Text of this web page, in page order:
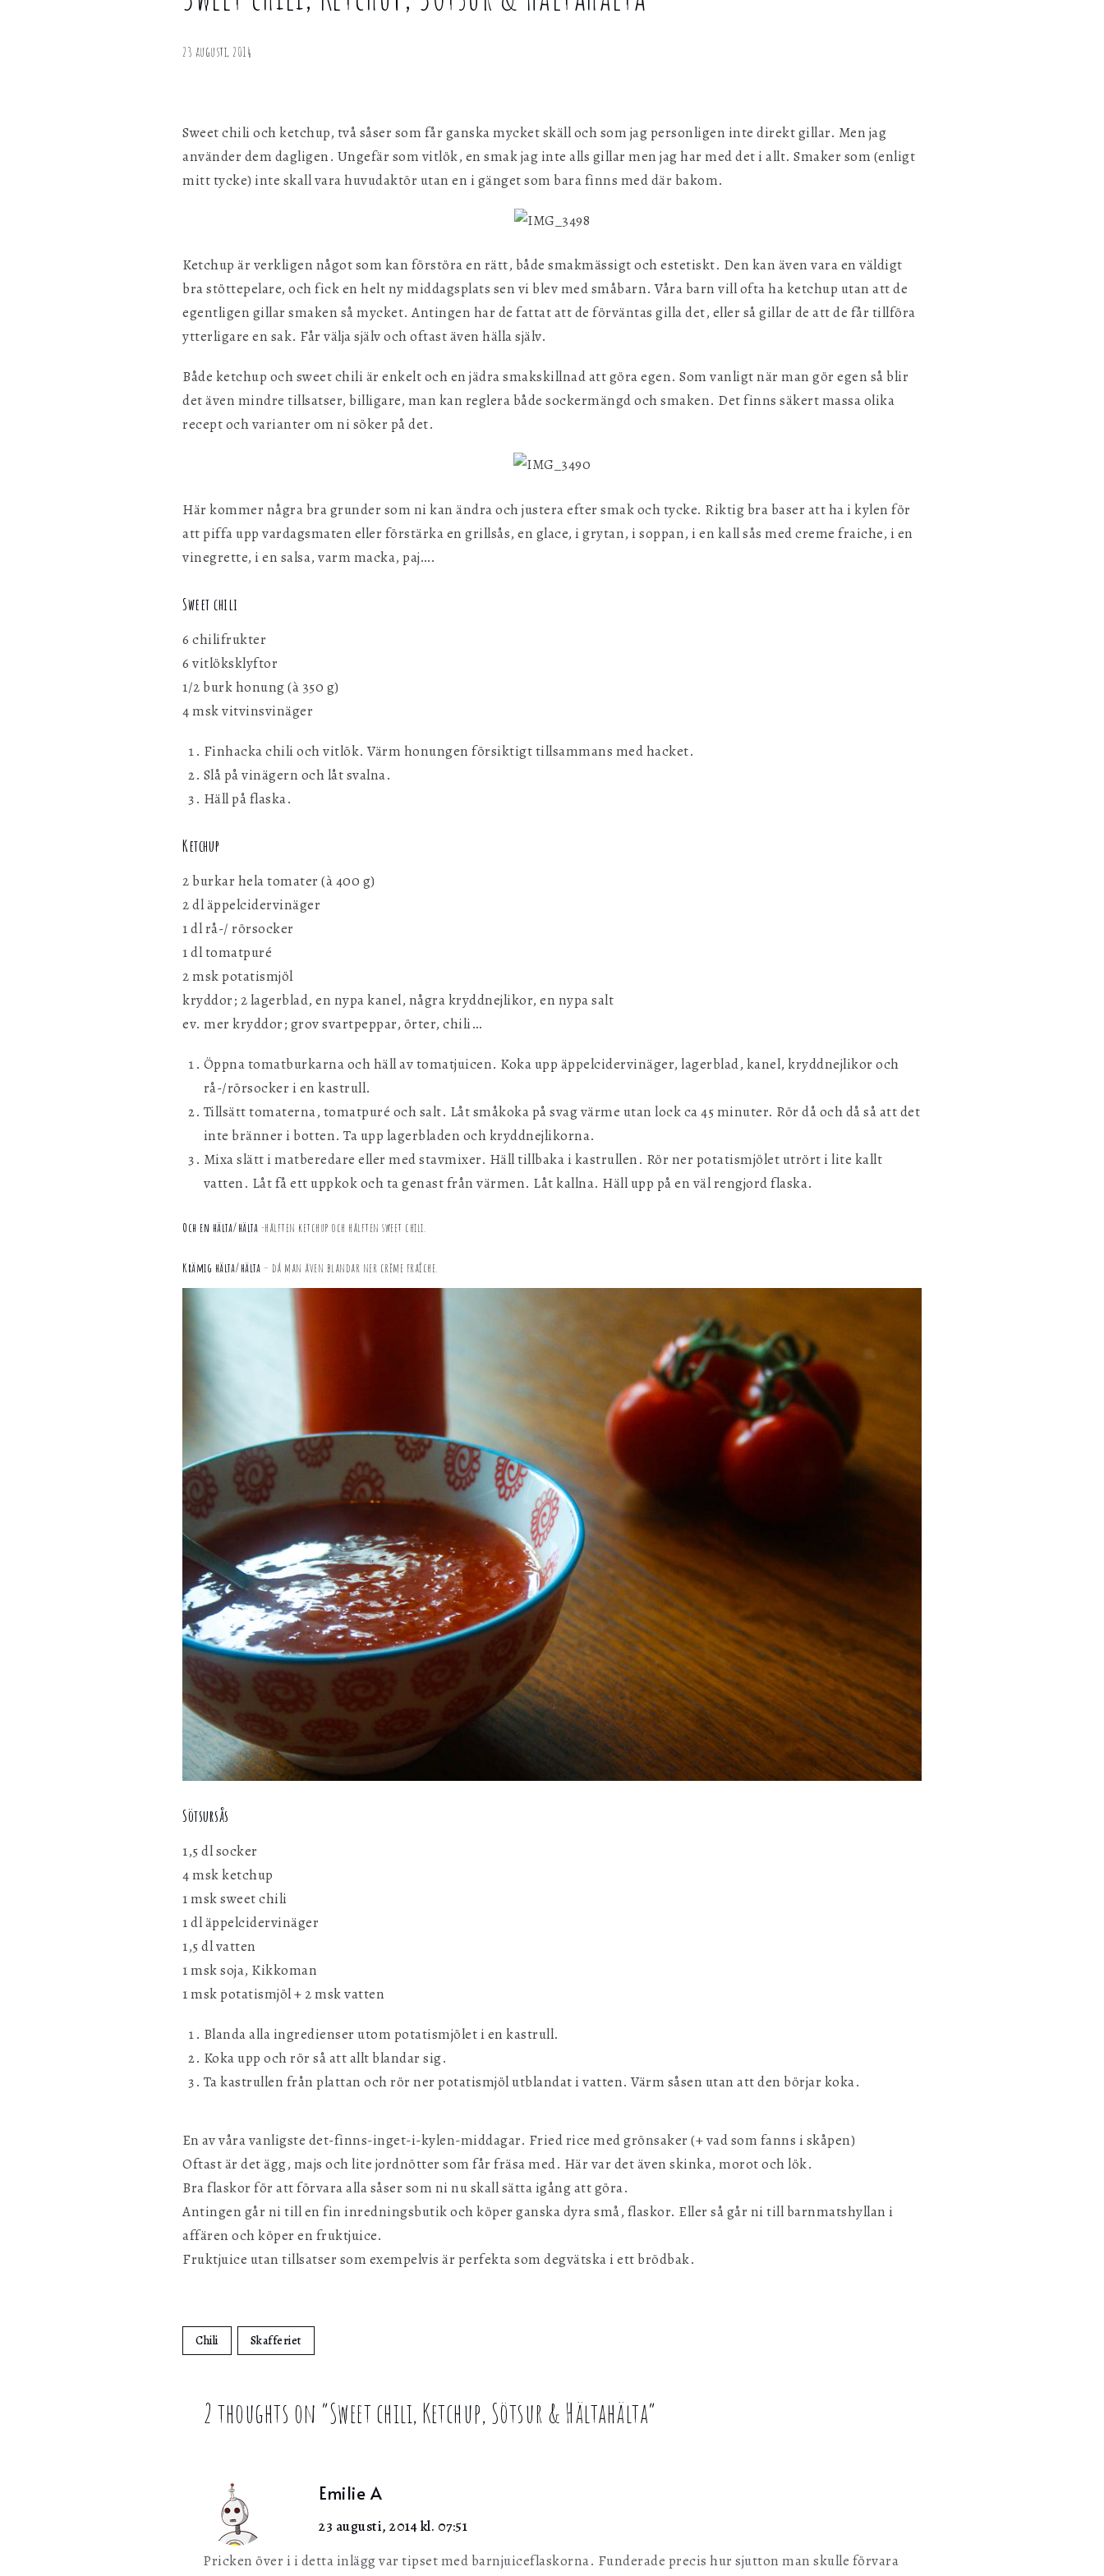
Ketchup,
23 augusti, 2014
Sweet chili och ketchup, två såser som får ganska mycket skäll och som jag personligen inte direkt gillar. Men jag
använder dem dagligen. Ungefär som vitlök, en smak jag inte alls gillar men jag har med det i allt. Smaker som (enligt
mitt tycke) inte skall vara huvudaktör utan en i gänget som bara finns med där bakom.
Ketchup är verkligen något som kan förstöra en rätt, både smakmässigt och estetiskt. Den kan även vara en väldigt
bra stöttepelare, och fick en helt ny middagsplats sen vi blev med småbarn. Våra barn vill ofta ha ketchup utan att de
egentligen gillar smaken så mycket. Antingen har de fattat att de förväntas gilla det, eller så gillar de att de får tillföra
ytterligare en sak. Får välja själv och oftast även hälla själv.
Både ketchup och sweet chili är enkelt och en jädra smakskillnad att göra egen. Som vanligt när man gör egen så blir
det även mindre tillsatser, billigare, man kan reglera både sockermängd och smaken. Det finns säkert massa olika
recept och varianter om ni söker på det.
Här kommer några bra grunder som ni kan ändra och justera efter smak och tycke. Riktig bra baser att ha i kylen för
att piffa upp vardagsmaten eller förstärka en grillsås, en glace, i grytan, i soppan, i en kall sås med creme fraiche, i en
vinegrette, i en salsa, varm macka, paj….
Sweet chili
6 chilifrukter
6 vitlöksklyftor
1/2 burk honung (à 350 g)
4 msk vitvinsvinäger
Finhacka chili och vitlök. Värm honungen försiktigt tillsammans med hacket.
Slå på vinägern och låt svalna.
Häll på flaska.
Ketchup
2 burkar hela tomater (à 400 g)
2 dl äppelcidervinäger
1 dl rå-/ rörsocker
1 dl tomatpuré
2 msk potatismjöl
kryddor; 2 lagerblad, en nypa kanel, några kryddnejlikor, en nypa salt
ev. mer kryddor; grov svartpeppar, örter, chili…
Öppna tomatburkarna och häll av tomatjuicen. Koka upp äppelcidervinäger, lagerblad, kanel, kryddnejlikor och
rå-/rörsocker i en kastrull.
Tillsätt tomaterna, tomatpuré och salt. Låt småkoka på svag värme utan lock ca 45 minuter. Rör då och då så att det
inte bränner i botten. Ta upp lagerbladen och kryddnejlikorna.
Mixa slätt i matberedare eller med stavmixer. Häll tillbaka i kastrullen. Rör ner potatismjölet utrört i lite kallt
vatten. Låt få ett uppkok och ta genast från värmen. Låt kallna. Häll upp på en väl rengjord flaska.
Och en hälta/hälta -hälften ketchup och hälften sweet chili.
Krämig hälta/hälta – då man även blandar ner crème fraîche.
Sötsursås
1,5 dl socker
4 msk ketchup
1 msk sweet chili
1 dl äppelcidervinäger
1,5 dl vatten
1 msk soja, Kikkoman
1 msk potatismjöl + 2 msk vatten
Blanda alla ingredienser utom potatismjölet i en kastrull.
Koka upp och rör så att allt blandar sig.
Ta kastrullen från plattan och rör ner potatismjöl utblandat i vatten. Värm såsen utan att den börjar koka.
En av våra vanligste det-finns-inget-i-kylen-middagar. Fried rice med grönsaker (+ vad som fanns i skåpen)
Oftast är det ägg, majs och lite jordnötter som får fräsa med. Här var det även skinka, morot och lök.
Bra flaskor för att förvara alla såser som ni nu skall sätta igång att göra.
Antingen går ni till en fin inredningsbutik och köper ganska dyra små, flaskor. Eller så går ni till barnmatshyllan i
affären och köper en fruktjuice.
Fruktjuice utan tillsatser som exempelvis är perfekta som degvätska i ett brödbak.
Chili Skafferiet
2 thoughts on “Sweet chili, Ketchup, Sötsur & Hältahälta”
Emilie A
23 augusti, 2014 kl. 07:51
Pricken över i i detta inlägg var tipset med barnjuiceflaskorna. Funderade precis hur sjutton man skulle förvara
personligen med hjälp av dessa uppgifter.